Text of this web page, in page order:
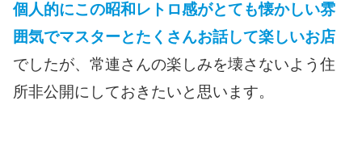
個人的にこの昭和レトロ感がとても懐かしい雰
囲気でマスターとたくさんお話して楽しいお店
でしたが、常連さんの楽しみを壊さないよう住
所非公開にしておきたいと思います。